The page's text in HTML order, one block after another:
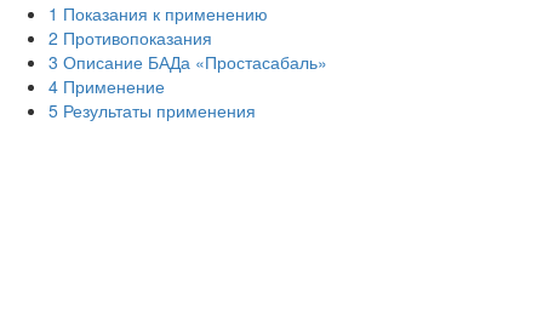
1 Показания к применению
2 Противопоказания
3 Описание БАДа «Простасабаль»
4 Применение
5 Результаты применения